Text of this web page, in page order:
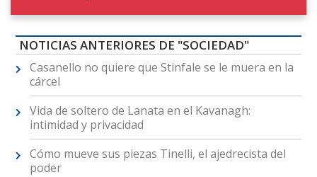
NOTICIAS ANTERIORES DE "SOCIEDAD"
Casanello no quiere que Stinfale se le muera en la
cárcel
Vida de soltero de Lanata en el Kavanagh:
intimidad y privacidad
Cómo mueve sus piezas Tinelli, el ajedrecista del
poder